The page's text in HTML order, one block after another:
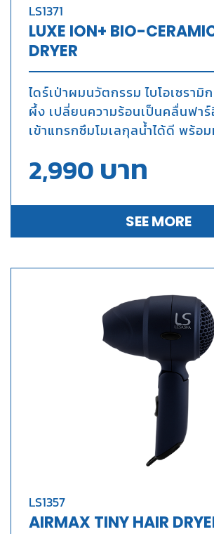
LS1371
LUXE ION+ BIO-
DRYER
ไดร์เป่าผมนวัตกรรม ไบโอเซรามิ
ผึ้ง เปลี่ยนความร้อนเป็นคลื่นฟาร์
เข้าแทรกซึมโมเลกุลน้ำได้ดี พร้อ
ทำร้ายผม
2,990 บาท
SEE MORE
LS1357
AIRMAX TINY HAIR